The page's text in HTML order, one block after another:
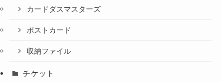
カードダスマスターズ
ポストカード
収納ファイル
チケット